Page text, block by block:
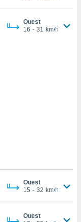
Ouest
16 - 31 km/h
Ouest
15 - 32 km/h
Ouest